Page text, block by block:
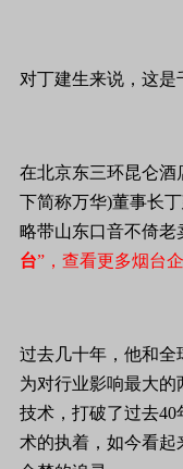
对丁建生来说，这是
在北京东三环昆仑酒
下简称万华)董事长
略带山东口音不倚老
台”，查看更多烟台
过去几十年，他和全
为对行业影响最大
技术，打破了过去
术的执着，如今看起